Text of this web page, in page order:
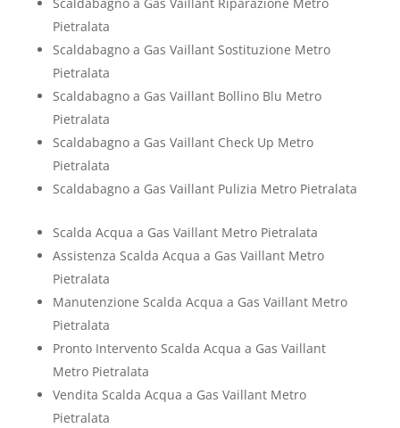
Scaldabagno a Gas Vaillant Riparazione Metro
Pietralata
Scaldabagno a Gas Vaillant Sostituzione Metro
Pietralata
Scaldabagno a Gas Vaillant Bollino Blu Metro
Pietralata
Scaldabagno a Gas Vaillant Check Up Metro
Pietralata
Scaldabagno a Gas Vaillant Pulizia Metro Pietralata
Scalda Acqua a Gas Vaillant Metro Pietralata
Assistenza Scalda Acqua a Gas Vaillant Metro
Pietralata
Manutenzione Scalda Acqua a Gas Vaillant Metro
Pietralata
Pronto Intervento Scalda Acqua a Gas Vaillant
Metro Pietralata
Vendita Scalda Acqua a Gas Vaillant Metro
Pietralata